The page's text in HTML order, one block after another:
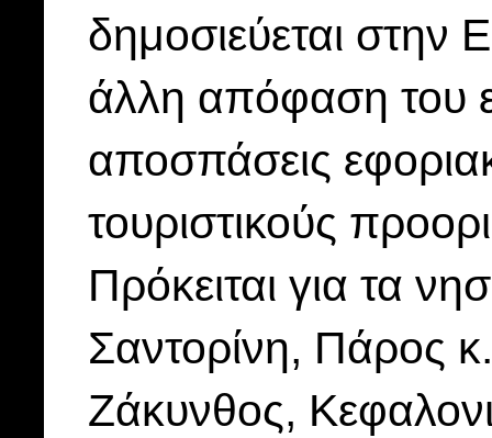
δημοσιεύεται στην
άλλη απόφαση του
αποσπάσεις
τουριστικούς
Πρόκειται για τα
Σαντορίνη, Πάρος
Ζάκυνθος,